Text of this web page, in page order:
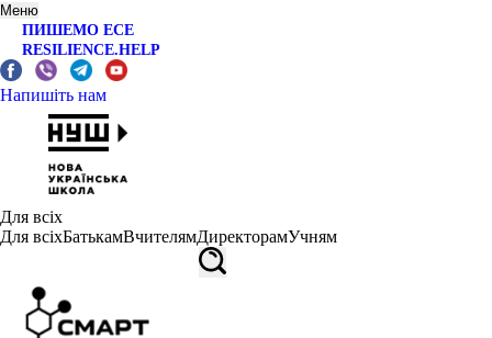
Меню
ПИШЕМО ЕСЕ
RESILIENCE.HELP
Напишіть нам
Для всіх
Для всіхБатькамВчителямДиректорамУчням